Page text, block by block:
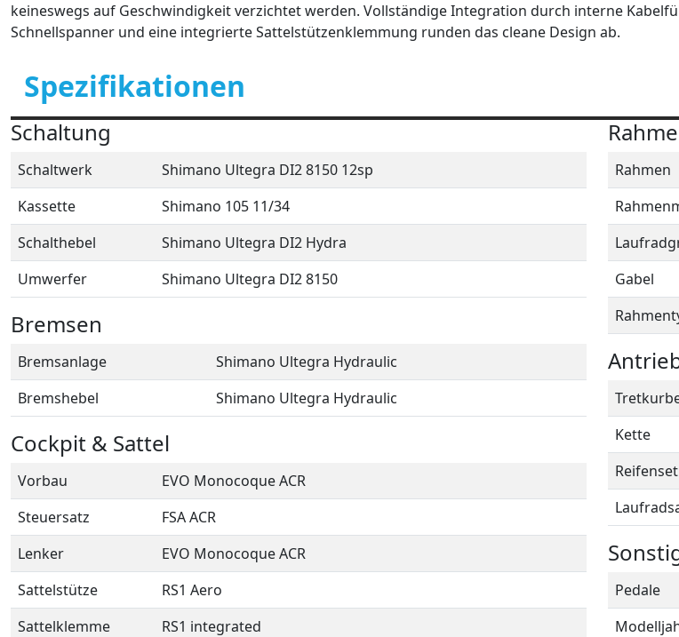
keineswegs auf Geschwindigkeit verzichtet werden. Vollständige Integration durch interne
Schnellspanner und eine integrierte Sattelstützenklemmung runden das cleane Design ab.
Spezifikationen
Schaltung
Schaltwerk
Shimano Ultegra DI2 8150 12sp
Kassette
Shimano 105 11/34
Schalthebel
Shimano Ultegra DI2 Hydra
Umwerfer
Shimano Ultegra DI2 8150
Bremsen
Bremsanlage
Shimano Ultegra Hydraulic
Bremshebel
Shimano Ultegra Hydraulic
Cockpit & Sattel
Vorbau
EVO Monocoque ACR
Steuersatz
FSA ACR
Lenker
EVO Monocoque ACR
Sattelstütze
RS1 Aero
Sattelklemme
RS1 integrated
Rahmen
Gabel
Kette
Reifenset
Pedale